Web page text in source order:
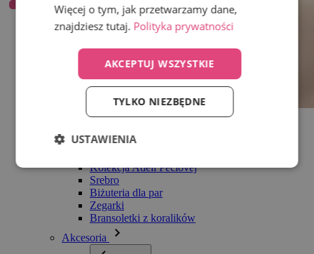
Wszystko w kategorii Biżuteria
Bransoletki
Kolekcja Adéli Pečlovej
Srebro
Biżuteria dla par
Zegarki
Bransoletki z koralików
Akcesoria
Więcej o tym, jak przetwarzamy dane,
znajdziesz tutaj. Polityka prywatności
AKCEPTUJ WSZYSTKIE
TYLKO NIEZBĘDNE
USTAWIENIA